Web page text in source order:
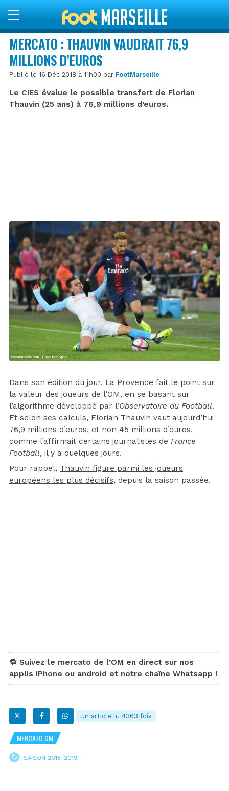
MERCATO : THAUVIN VAUDRAIT 76,9
MILLIONS D’EUROS
Publié le 16 Déc 2018 à 11h00 par FootMarseille
Le CIES évalue le possible transfert de Florian
Thauvin (25 ans) à 76,9 millions d’euros.
Dans son édition du jour, La Provence fait le point sur
la valeur des joueurs de l’OM, en se basant sur
l’algorithme développé par l’Observatoire du Football.
Et selon ses calculs, Florian Thauvin vaut aujourd’hui
76,9 millions d’euros, et non 45 millions d’euros,
comme l’affirmait certains journalistes de France
Football, il y a quelques jours.
Pour rappel, Thauvin figure parmi les joueurs
européens les plus décisifs, depuis la saison passée.
🔁 Suivez le mercato de l’OM en direct sur nos
applis iPhone ou android et notre chaîne Whatsapp !
Un article lu 4363 fois
MERCATO OM
SAISON 2018-2019